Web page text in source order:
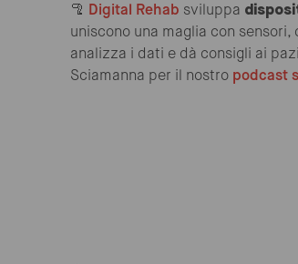
🦿 Digital Rehab sviluppa
uniscono una maglia con
analizza i dati e dà consigli ai
Sciamanna per il nostro podcast